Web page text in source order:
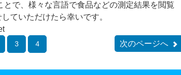
で、様々な言語で食品などの測定結果を閲覧
ていただけたら幸いです。
次のページへ
3 4